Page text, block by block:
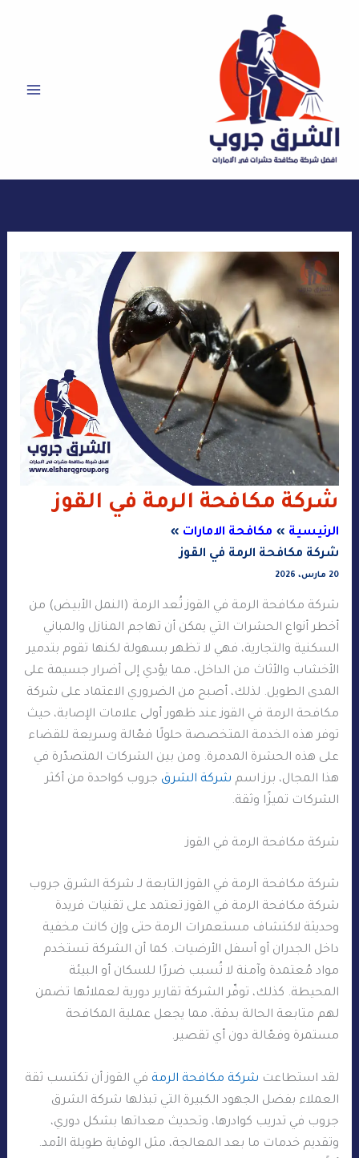
المحتوى
شركة مكافحة الرمة في القوز
الرئيسية
مكافحة الامارات
شركة مكافحة الرمة في القوز
20 مارس، 2026
شركة مكافحة الرمة في القوز تُعد الرمة (النمل الأبيض) من
أخطر أنواع الحشرات التي يمكن أن تهاجم المنازل والمباني
السكنية والتجارية، فهي لا تظهر بسهولة لكنها تقوم بتدمير
الأخشاب والأثاث من الداخل، مما يؤدي إلى أضرار جسيمة على
المدى الطويل. لذلك، أصبح من الضروري الاعتماد على شركة
مكافحة الرمة في القوز عند ظهور أولى علامات الإصابة، حيث
توفر هذه الخدمة المتخصصة حلولًا فعّالة وسريعة للقضاء
على هذه الحشرة المدمرة. ومن بين الشركات المتصدّرة في
هذا المجال، برز اسم شركة الشرق جروب كواحدة من أكثر
الشركات تميزًا وثقة.
شركة مكافحة الرمة في القوز
شركة مكافحة الرمة في القوز التابعة لـ شركة الشرق جروب
شركة مكافحة الرمة في القوز تعتمد على تقنيات فريدة
وحديثة لاكتشاف مستعمرات الرمة حتى وإن كانت مخفية
داخل الجدران أو أسفل الأرضيات. كما أن الشركة تستخدم
مواد مُعتمدة وآمنة لا تُسبب ضررًا للسكان أو البيئة
المحيطة. كذلك، توفّر الشركة تقارير دورية لعملائها تضمن
لهم متابعة الحالة بدقة، مما يجعل عملية المكافحة
مستمرة وفعّالة دون أي تقصير.
لقد استطاعت شركة مكافحة الرمة في القوز أن تكتسب ثقة
العملاء بفضل الجهود الكبيرة التي تبذلها شركة الشرق
جروب في تدريب كوادرها، وتحديث معداتها بشكل دوري،
وتقديم خدمات ما بعد المعالجة، مثل الوقاية طويلة الأمد.